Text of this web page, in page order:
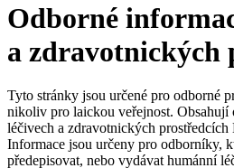
Onkologie
Ortopedie
Páteřní chirurgie
Péče o rány
Prevence a
Uzavírání ran
Řešení
Nabídky pracovních míst
Kontakt
Kontaktní formulář
Registrace k odběru
Odpovědnost
Média
Odborné
a zdravotnických
Tyto stránky jsou určené pro odborné
nikoliv pro laickou veřejnost. Obsahují
léčivech a zdravotnických
Informace jsou určeny pro odborníky,
předepisovat, nebo vydávat humánní